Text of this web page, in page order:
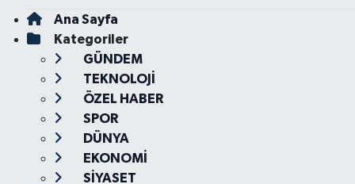
Ana Sayfa
Kategoriler
GÜNDEM
TEKNOLOJİ
ÖZEL HABER
SPOR
DÜNYA
EKONOMİ
SİYASET